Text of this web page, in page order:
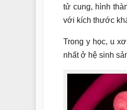
tử cung, hình
với kích thước
Trong y học, u
nhất ở hệ sinh